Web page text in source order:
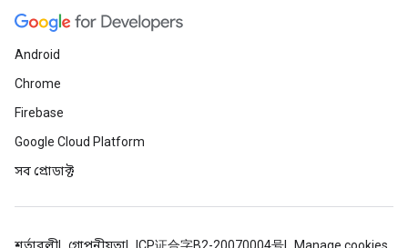
Android
Chrome
Firebase
Google Cloud Platform
সব প্রোডাক্ট